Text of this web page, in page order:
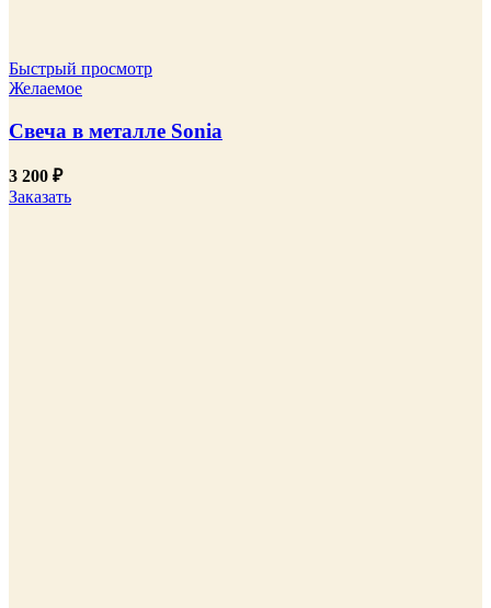
Быстрый просмотр
Желаемое
Свеча в металле Sonia
3 200 ₽
Заказать